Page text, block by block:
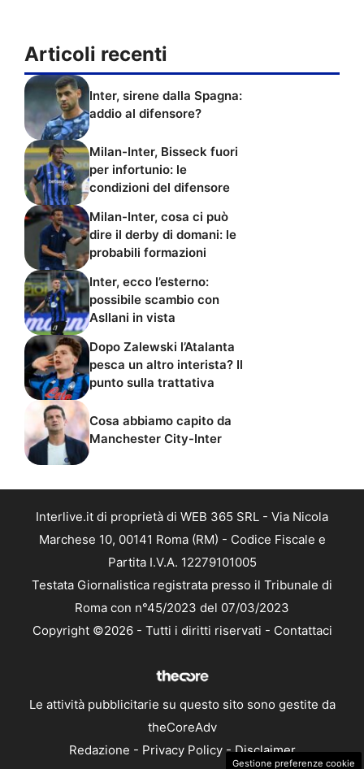
Articoli recenti
Inter, sirene dalla Spagna:
addio al difensore?
Milan-Inter, Bisseck fuori
per infortunio: le
condizioni del difensore
Milan-Inter, cosa ci può
dire il derby di domani: le
probabili formazioni
Inter, ecco l’esterno:
possibile scambio con
Asllani in vista
Dopo Zalewski l’Atalanta
pesca un altro interista? Il
punto sulla trattativa
Cosa abbiamo capito da
Manchester City-Inter
Interlive.it di proprietà di WEB 365 SRL - Via Nicola
Marchese 10, 00141 Roma (RM) - Codice Fiscale e
Partita I.V.A. 12279101005
Testata Giornalistica registrata presso il Tribunale di
Roma con n°45/2023 del 07/03/2023
Copyright ©2026 - Tutti i diritti riservati - Contattaci
Le attività pubblicitarie su questo sito sono gestite da
theCoreAdv
Redazione - Privacy Policy-Disclaimer
Gestione preferenze cookie